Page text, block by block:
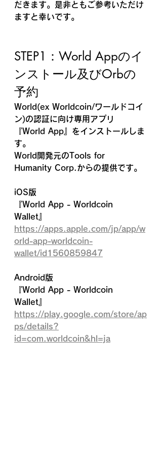
だきます。是非ともご参考いただけ
ますと幸いです。
STEP1：World Appのイ
ンストール及びOrbの
予約
World(ex Worldcoin/ワールドコイ
ン)の認証に向け専用アプリ
『World App』をインストールしま
す。
World開発元のTools for
Humanity Corp.からの提供です。
iOS版
『World App - Worldcoin
Wallet』
https://apps.apple.com/jp/app/w
orld-app-worldcoin-
wallet/id1560859847
Android版
『World App - Worldcoin
Wallet』
https://play.google.com/store/ap
ps/details?
id=com.worldcoin&hl=ja